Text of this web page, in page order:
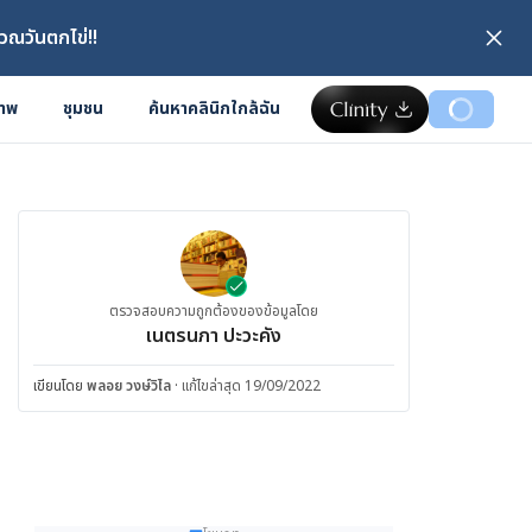
ณวันตกไข่!!
พ ชุมชน ค้นหาคลินิกใกล้ฉัน
ตรวจสอบความถูกต้องของข้อมูลโดย
เนตรนภา ปะวะคัง
เขียนโดย พลอย วงษ์วิไล · แก้ไขล่าสุด 19/09/2022